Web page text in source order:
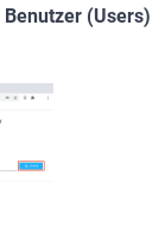
Benutzer (Users)